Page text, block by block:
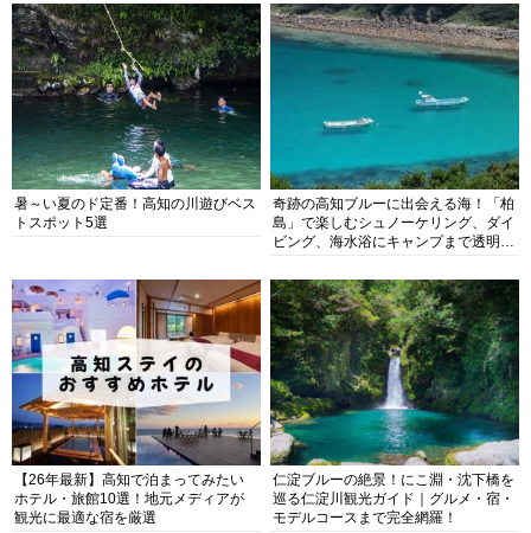
暑～い夏のド定番！高知の川遊びベス
トスポット5選
奇跡の高知ブルーに出会える海！「柏
島」で楽しむシュノーケリング、ダイ
ビング、海水浴にキャンプまで透明度
【26年最新】高知で泊まってみたい
ホテル・旅館10選！地元メディアが
観光に最適な宿を厳選
仁淀ブルーの絶景！にこ淵・沈下橋を
巡る仁淀川観光ガイド｜グルメ・宿・
モデルコースまで完全網羅！